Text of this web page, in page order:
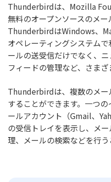
Thunderbirdは、Mozilla
無料のオープンソースのメー
ThunderbirdはWindows、
オペレーティングシステム
ールの送受信だけでなく、
フィードの管理など、さまざ
Thunderbirdは、複数のメー
することができます。一つ
ールアカウント（Gmail、
の受信トレイを表示し、メ
理、メールの検索などを行う